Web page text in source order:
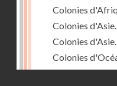
Colonies
Colonies
Colonies
Colonies
Colonies